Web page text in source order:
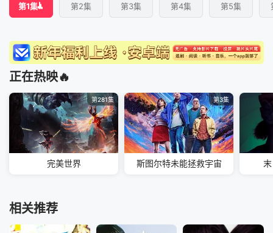
第1集 第2集 第3集 第4集 第5集
正在热映🔥
第281集
完美世界
第3集
斯图尔特未能拯救宇宙
相关推荐